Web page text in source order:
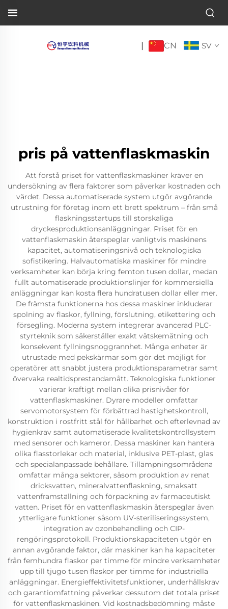
| CN SV
pris på vattenflaskmaskin
Att förstå priset för vattenflaskmaskiner kräver en
undersökning av flera faktorer som påverkar kostnaden och
värdet. Dessa automatiserade system utgör avgörande
utrustning för företag inom ett brett spektrum – från små
flaskningsstartups till storskaliga
dryckesproduktionsanläggningar. Priset för en
vattenflaskmaskin återspeglar vanligtvis maskinens
kapacitet, automatiseringsnivå och teknologiska
sofistikering. Halvautomatiska maskiner för mindre
verksamheter kan börja kring femton tusen dollar, medan
fullt automatiserade produktionslinjer för kommersiella
anläggningar kan kosta flera hundratusen dollar eller mer.
De främsta funktionerna hos dessa maskiner inkluderar
spolning av flaskor, fyllning, förslutning, etikettering och
försegling. Moderna system integrerar avancerad PLC-
styrteknik som säkerställer exakt vätskemätning och
konsekvent fyllningsnoggrannhet. Många enheter är
utrustade med pekskärmar som gör det möjligt for
operatörer att snabbt justera produktionsparametrar samt
övervaka realtidsprestandamått. Teknologiska funktioner
varierar kraftigt mellan olika prisnivåer för
vattenflaskmaskiner. Dyrare modeller omfattar
servomotorsystem för förbättrad hastighetskontroll,
konstruktion i rostfritt stål för hållbarhet och efterlevnad av
hygienkrav samt automatiserade kvalitetskontrollsystem
med sensorer och kameror. Dessa maskiner kan hantera
olika flasstorlekar och material, inklusive PET-plast, glas
och specialanpassade behållare. Tillämpningsområdena
omfattar många sektorer, såsom produktion av renat
dricksvatten, mineralvattenflaskning, smaksatt
vattenframställning och förpackning av farmaceutiskt
vatten. Priset för en vattenflaskmaskin återspeglar även
ytterligare funktioner såsom UV-steriliseringssystem,
integration av ozonbehandling och CIP-
rengöringsprotokoll. Produktionskapaciteten utgör en
annan avgörande faktor, där maskiner kan ha kapaciteter
från femhundra flaskor per timme för mindre verksamheter
upp till tjugo tusen flaskor per timme för industriella
anläggningar. Energieffektivitetsfunktioner, underhållskrav
och garantiomfattning påverkar dessutom det totala priset
för vattenflaskmaskinen. Vid kostnadsbedömning måste